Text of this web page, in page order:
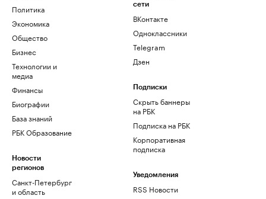
Политика
Экономика
Общество
Бизнес
Технологии и
медиа
Финансы
Биографии
База знаний
РБК Образование
Новости
регионов
Санкт-Петербург
и область
сети
ВКонтакте
Одноклассники
Telegram
Дзен
Подписки
Скрыть баннеры
на РБК
Подписка на РБК
Корпоративная
подписка
Уведомления
RSS Новости